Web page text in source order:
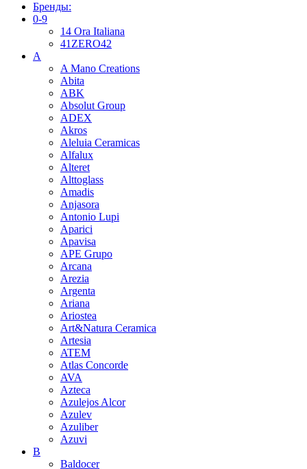
Бренды:
0-9
14 Ora Italiana
41ZERO42
A
A Mano Creations
Abita
ABK
Absolut Group
ADEX
Akros
Aleluia Ceramicas
Alfalux
Alteret
Alttoglass
Amadis
Anjasora
Antonio Lupi
Aparici
Apavisa
APE Grupo
Arcana
Arezia
Argenta
Ariana
Ariostea
Art&Natura Ceramica
Artesia
ATEM
Atlas Concorde
AVA
Azteca
Azulejos Alcor
Azulev
Azuliber
Azuvi
B
Baldocer